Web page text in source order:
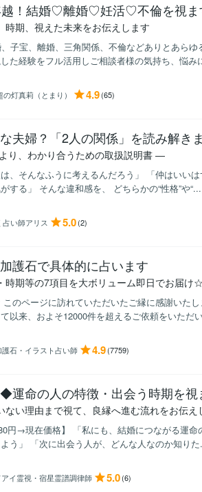
越！結婚♡離婚♡妊活♡不倫を視ま
時期、視えた未来をお伝えします
子宝、離婚、三角関係、不倫などありとあら
た経験をフル活用しご相談者様の気持ち、悩み
灯真莉（とまり） 4.9(65)
夫婦？「2人の関係」を読み解き
り、わかり合うための取扱説明書 ―
は、そんなふうに考えるんだろう」 「仲はいい
する」 そんな違和感を、 どちらかの“性格”や“...
い師アリス 5.0(2)
護石で具体的に占います
時期等の7項目を大ボリューム即日でお届け☆
のページに訪れていただいたご縁に感謝いた
以来、およそ12000件を超えるご依頼をいただ
石・イラスト占い師 4.9(7759)
運命の人の特徴・出会う時期を視
ない理由まで視て、良縁へ進む流れをお伝え
円→現在価格】 「私にも、結婚につながる運
う」 「次に出会う人が、どんな人なのか知り
イ霊視・宿星霊譜調律師 5.0(6)